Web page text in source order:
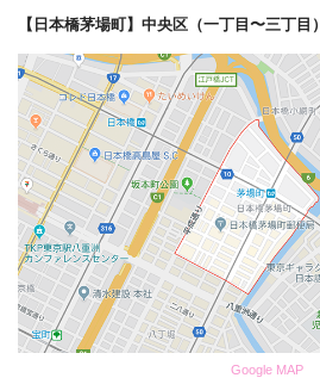
【日本橋茅場町】中央区（一丁目〜三丁目）
Google MAP